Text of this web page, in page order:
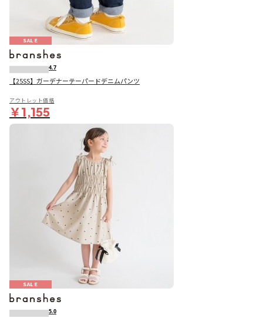
SALE
4.7
【25SS】ガーデナーテーパードデニムパンツ
アウトレット価格
￥1,155
SALE
5.0